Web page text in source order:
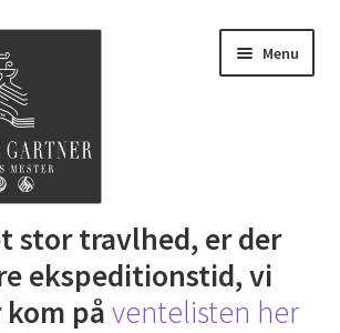
Menu
stor travlhed, er der
ekspeditionstid, vi
påventelisten her